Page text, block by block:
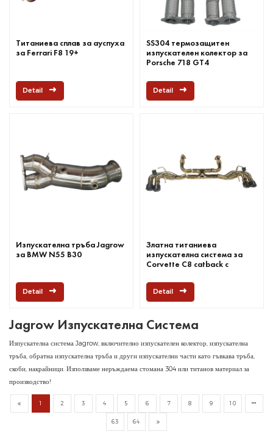
Титаниева сплав за ауспуха
за Ferrari F8 19+
Detail
SS304 термозащитен
изпускателен колектор за
Porsche 718 GT4
Detail
Изпускателна тръба Jagrow
за BMW N55 B30
Detail
Златна титаниева
изпускателна система за
Corvette C8 catback с
Detail
Jagrow Изпускателна Система
Изпускателна система Jagrow, включително изпускателен колектор, изпускателна
тръба, обратна изпускателна тръба и други изпускателни части като гъвкава тръба,
скоби, накрайници. Използваме неръждаема стомана 304 или титанов материал за
производство!
1 2 3 4 5 6 7 8 9 10
63 64